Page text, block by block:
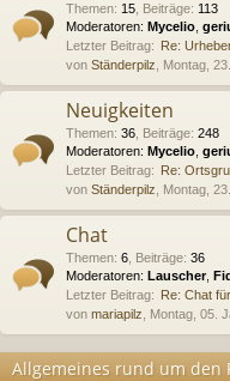
Themen: 15 Beiträge: 113
Moderatoren: Mycelio
Letzter Beitrag: Re:
von Ständerpilz , Montag,
Neuigkeiten
Themen: 36 Beiträge: 248
Moderatoren: Mycelio
Letzter Beitrag: Re:
von Ständerpilz , Montag,
Chat
Themen: 6 Beiträge: 36
Moderatoren: Lauscher,
Letzter Beitrag: Re: Chat
von mariapilz , Montag, 05.
Allgemeines rund um den